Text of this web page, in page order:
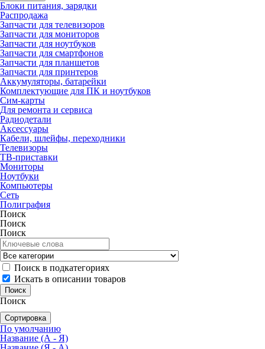
Блоки питания, зарядки
Распродажа
Запчасти для телевизоров
Запчасти для мониторов
Запчасти для ноутбуков
Запчасти для смартфонов
Запчасти для планшетов
Запчасти для принтеров
Аккумуляторы, батарейки
Комплектующие для ПК и ноутбуков
Сим-карты
Для ремонта и сервиса
Радиодетали
Аксессуары
Кабели, шлейфы, переходники
Телевизоры
ТВ-приставки
Мониторы
Ноутбуки
Компьютеры
Сеть
Полиграфия
Поиск
Поиск
Поиск
Поиск в подкатегориях
Искать в описании товаров
Поиск
Сортировка
По умолчанию
Название (А - Я)